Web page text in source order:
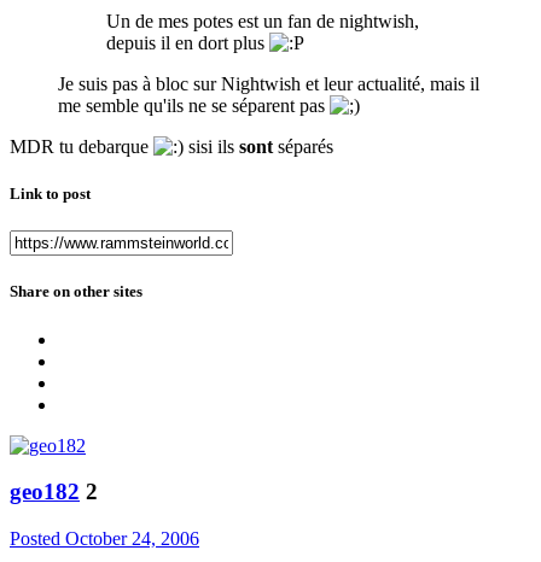
Un de mes potes est un fan de nightwish,
depuis il en dort plus
Je suis pas à bloc sur Nightwish et leur actualité, mais il
me semble qu'ils ne se séparent pas
MDR tu debarque
sisi ils sont séparés
Link to post
Share on other sites
geo182 2
Posted October 24, 2006